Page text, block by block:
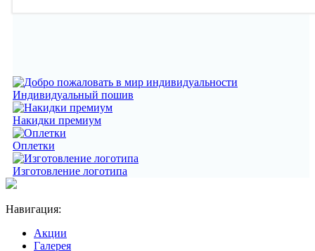
Индивидуальный пошив
Накидки премиум
Оплетки
Изготовление логотипа
Навигация:
Акции
Галерея